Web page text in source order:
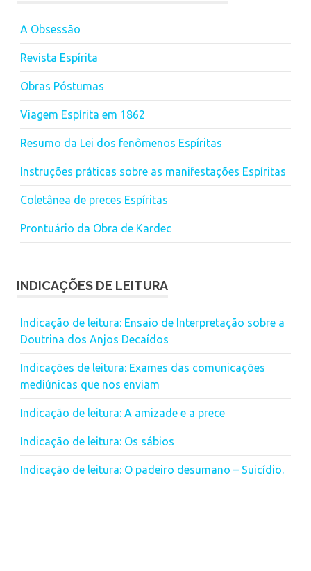
A Obsessão
Revista Espírita
Obras Póstumas
Viagem Espírita em 1862
Resumo da Lei dos fenômenos Espíritas
Instruções práticas sobre as manifestações Espíritas
Coletânea de preces Espíritas
Prontuário da Obra de Kardec
INDICAÇÕES DE LEITURA
Indicação de leitura: Ensaio de Interpretação sobre a
Doutrina dos Anjos Decaídos
Indicações de leitura: Exames das comunicações
mediúnicas que nos enviam
Indicação de leitura: A amizade e a prece
Indicação de leitura: Os sábios
Indicação de leitura: O padeiro desumano – Suicídio.